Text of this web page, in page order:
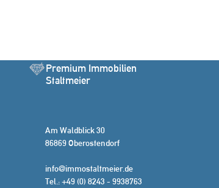
Premium Immobilien
Staltmeier
Am Waldblick 30
86869 Oberostendorf
info@immostaltmeier.de
Tel.: +49 (0) 8243 - 9938763